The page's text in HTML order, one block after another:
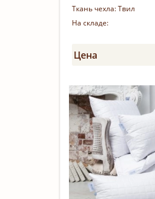
Ткань чехла:Твил
На складе:
Цена